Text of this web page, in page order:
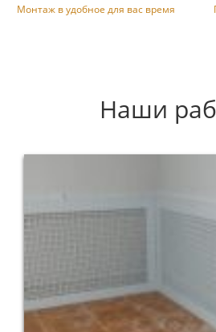
Монтаж в удобное для вас время
Наши